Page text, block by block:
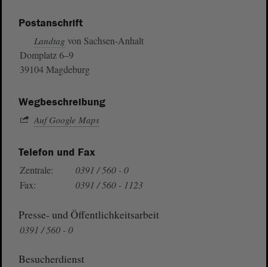
Postanschrift
Landtag von Sachsen-Anhalt
Domplatz 6–9
39104 Magdeburg
Wegbeschreibung
Auf Google Maps
Telefon und Fax
Zentrale:
0391 / 560 - 0
Fax:
0391 / 560 - 1123
Presse- und Öffentlichkeitsarbeit
0391 / 560 - 0
Besucherdienst